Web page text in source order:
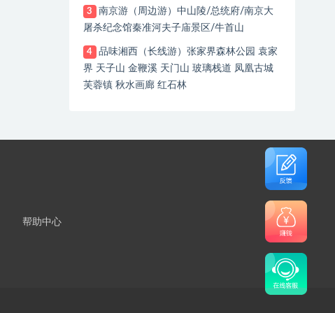
3
南京游（周边游）中山陵/总统府/南京大
屠杀纪念馆秦准河夫子庙景区/牛首山
4
品味湘西（长线游）张家界森林公园 袁家
界 天子山 金鞭溪 天门山 玻璃栈道 凤凰古城
芙蓉镇 秋水画廊 红石林
帮助中心